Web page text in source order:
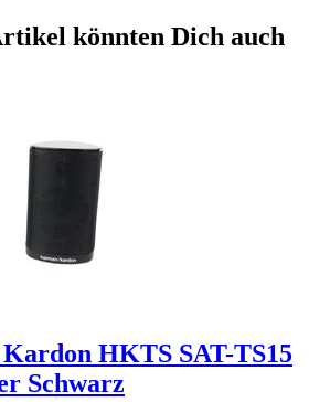
könnten Dich auch
HKTS SAT-TS15
Schwarz